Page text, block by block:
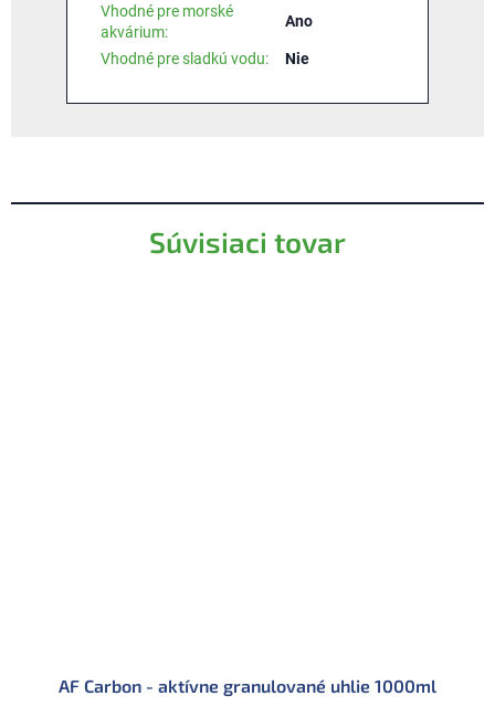
Súvisiaci tovar
AF Carbon - aktívne granulované uhlie 1000ml
Vhodné pre morské
akvárium:
Ano
Vhodné pre sladkú vodu: Nie